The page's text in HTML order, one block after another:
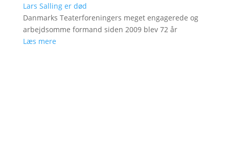
Lars Salling er død
Danmarks Teaterforeningers meget engagerede og
arbejdsomme formand siden 2009 blev 72 år
Læs mere